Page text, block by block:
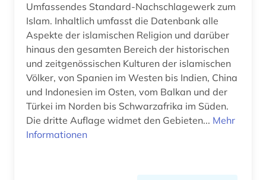
Umfassendes Standard-Nachschlagewerk zum
Islam. Inhaltlich umfasst die Datenbank alle
Aspekte der islamischen Religion und darüber
hinaus den gesamten Bereich der historischen
und zeitgenössischen Kulturen der islamischen
Völker, von Spanien im Westen bis Indien, China
und Indonesien im Osten, vom Balkan und der
Türkei im Norden bis Schwarzafrika im Süden.
Die dritte Auflage widmet den Gebieten... Mehr
Informationen